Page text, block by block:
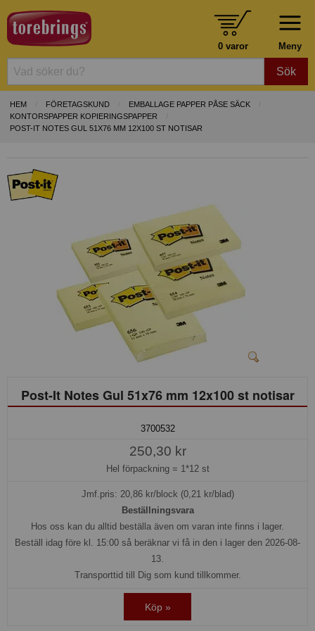
Meny
0 varor
Sök
HEM FÖRETAGSKUND
EMBALLAGE PAPPER PÅSE SÄCK
KONTORSPAPPER KOPIERINGSPAPPER
POST-IT NOTES GUL 51X76 MM 12X100 ST NOTISAR
Post-It Notes Gul 51x76 mm 12x100 st notisar
3700532
250,30 kr
Hel förpackning = 1*12 st
Jmf.pris: 20,86kr/block (0,21 kr/blad)
Beställningsvara
Hos oss kan du alltid beställa även om varan inte finns i lager.
Beställ idag före kl. 15:00 så beräknar vi få in den i lager den 2026-08-
13.
Transporttid till Dig som kund tillkommer.
Köp »